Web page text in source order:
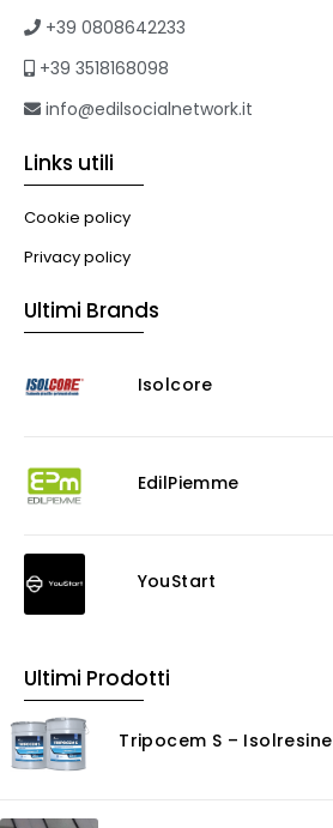
eBook
Formazione professionale
Illuminazione
Murature
Risanamento E Restauro
Consolidanti
Rasanti per muro
Senza Categoria
+39 0808642233
+39 3518168098
info@edilsocialnetwork.it
Links utili
Cookie policy
Privacy policy
Ultimi Brands
Isolcore
EdilPiemme
YouStart
Ultimi Prodotti
Tripocem S – Isolresine